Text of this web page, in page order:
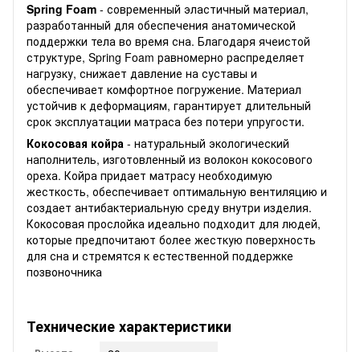
Spring Foam - современный эластичный материал,
разработанный для обеспечения анатомической
поддержки тела во время сна. Благодаря ячеистой
структуре, Spring Foam равномерно распределяет
нагрузку, снижает давление на суставы и
обеспечивает комфортное погружение. Материал
устойчив к деформациям, гарантирует длительный
срок эксплуатации матраса без потери упругости.
Кокосовая койра - натуральный экологический
наполнитель, изготовленный из волокон кокосового
ореха. Койра придает матрасу необходимую
жесткость, обеспечивает оптимальную вентиляцию и
создает антибактериальную среду внутри изделия.
Кокосовая прослойка идеально подходит для людей,
которые предпочитают более жесткую поверхность
для сна и стремятся к естественной поддержке
позвоночника
Технические характеристики